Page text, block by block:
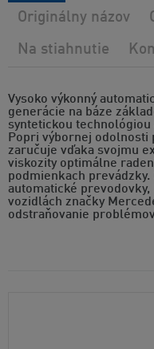
Vysoko výkonný
generácie na báze
syntetickou technológiou
Popri výbornej odolnosti
zaručuje vďaka svojmu
viskozity optimálne
podmienkach
automatické
vozidlách značky
odstraňovanie
Originálny názov
Na stiahnutie